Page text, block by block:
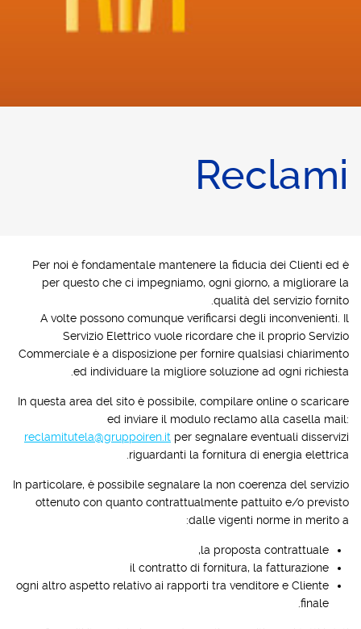
Reclami
Per noi è fondamentale mantenere la fiducia dei Clienti ed è
per questo che ci impegniamo, ogni giorno, a migliorare la
qualità del servizio fornito.
A volte possono comunque verificarsi degli inconvenienti. Il
Servizio Elettrico vuole ricordare che il proprio Servizio
Commerciale è a disposizione per fornire qualsiasi chiarimento
ed individuare la migliore soluzione ad ogni richiesta.
In questa area del sito è possibile, compilare online o scaricare
ed inviare il modulo reclamo alla casella mail:
reclamitutela@gruppoiren.it per segnalare eventuali disservizi
riguardanti la fornitura di energia elettrica.
In particolare, è possibile segnalare la non coerenza del servizio
ottenuto con quanto contrattualmente pattuito e/o previsto
dalle vigenti norme in merito a:
la proposta contrattuale,
il contratto di fornitura, la fatturazione
ogni altro aspetto relativo ai rapporti tra venditore e Cliente
finale.